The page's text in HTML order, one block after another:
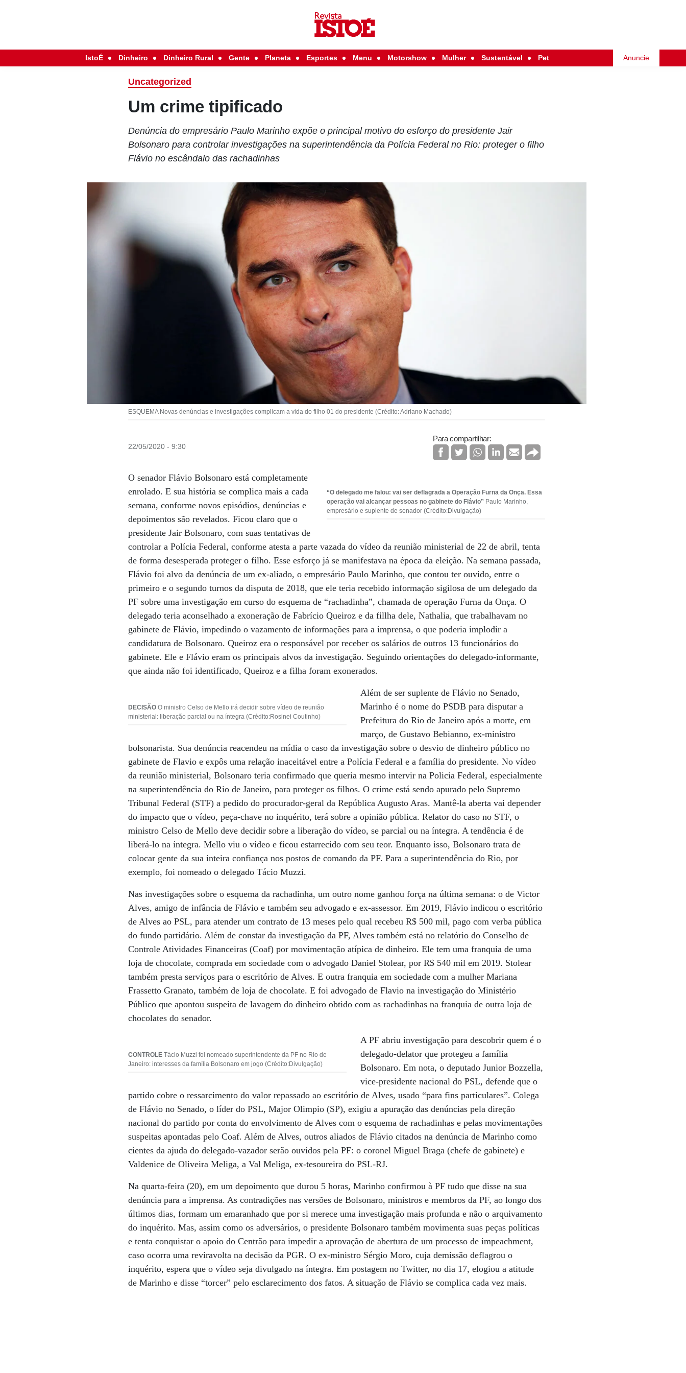
IstoÉ Dinheiro Dinheiro Rural Gente Planeta Esportes Menu Motorshow Mulher Sustentável Pet Anuncie
Uncategorized
Um crime tipificado
Denúncia do empresário Paulo Marinho expõe o principal motivo do esforço do presidente Jair
Bolsonaro para controlar investigações na superintendência da Polícia Federal no Rio: proteger o filho
Flávio no escândalo das rachadinhas
ESQUEMA Novas denúncias e investigações complicam a vida do filho 01 do presidente (Crédito: Adriano Machado)
22/05/2020 - 9:30
Para compartilhar:
“O delegado me falou: vai ser deflagrada a Operação Furna da Onça. Essa
operação vai alcançar pessoas no gabinete do Flávio” Paulo Marinho,
empresário e suplente de senador (Crédito:Divulgação)
O senador Flávio Bolsonaro está completamente
enrolado. E sua história se complica mais a cada
semana, conforme novos episódios, denúncias e
depoimentos são revelados. Ficou claro que o
presidente Jair Bolsonaro, com suas tentativas de
controlar a Polícia Federal, conforme atesta a parte vazada do vídeo da reunião ministerial de 22 de abril, tenta
de forma desesperada proteger o filho. Esse esforço já se manifestava na época da eleição. Na semana passada,
Flávio foi alvo da denúncia de um ex-aliado, o empresário Paulo Marinho, que contou ter ouvido, entre o
primeiro e o segundo turnos da disputa de 2018, que ele teria recebido informação sigilosa de um delegado da
PF sobre uma investigação em curso do esquema de “rachadinha”, chamada de operação Furna da Onça. O
delegado teria aconselhado a exoneração de Fabrício Queiroz e da fillha dele, Nathalia, que trabalhavam no
gabinete de Flávio, impedindo o vazamento de informações para a imprensa, o que poderia implodir a
candidatura de Bolsonaro. Queiroz era o responsável por receber os salários de outros 13 funcionários do
gabinete. Ele e Flávio eram os principais alvos da investigação. Seguindo orientações do delegado-informante,
que ainda não foi identificado, Queiroz e a filha foram exonerados.
DECISÃO O ministro Celso de Mello irá decidir sobre vídeo de reunião
ministerial: liberação parcial ou na íntegra (Crédito:Rosinei Coutinho)
Além de ser suplente de Flávio no Senado,
Marinho é o nome do PSDB para disputar a
Prefeitura do Rio de Janeiro após a morte, em
março, de Gustavo Bebianno, ex-ministro
bolsonarista. Sua denúncia reacendeu na mídia o caso da investigação sobre o desvio de dinheiro público no
gabinete de Flavio e expôs uma relação inaceitável entre a Polícia Federal e a família do presidente. No vídeo
da reunião ministerial, Bolsonaro teria confirmado que queria mesmo intervir na Policia Federal, especialmente
na superintendência do Rio de Janeiro, para proteger os filhos. O crime está sendo apurado pelo Supremo
Tribunal Federal (STF) a pedido do procurador-geral da República Augusto Aras. Mantê-la aberta vai depender
do impacto que o vídeo, peça-chave no inquérito, terá sobre a opinião pública. Relator do caso no STF, o
ministro Celso de Mello deve decidir sobre a liberação do vídeo, se parcial ou na íntegra. A tendência é de
liberá-lo na íntegra. Mello viu o vídeo e ficou estarrecido com seu teor. Enquanto isso, Bolsonaro trata de
colocar gente da sua inteira confiança nos postos de comando da PF. Para a superintendência do Rio, por
exemplo, foi nomeado o delegado Tácio Muzzi.
Nas investigações sobre o esquema da rachadinha, um outro nome ganhou força na última semana: o de Victor
Alves, amigo de infância de Flávio e também seu advogado e ex-assessor. Em 2019, Flávio indicou o escritório
de Alves ao PSL, para atender um contrato de 13 meses pelo qual recebeu R$ 500 mil, pago com verba pública
do fundo partidário. Além de constar da investigação da PF, Alves também está no relatório do Conselho de
Controle Atividades Financeiras (Coaf) por movimentação atípica de dinheiro. Ele tem uma franquia de uma
loja de chocolate, comprada em sociedade com o advogado Daniel Stolear, por R$ 540 mil em 2019. Stolear
também presta serviços para o escritório de Alves. E outra franquia em sociedade com a mulher Mariana
Frassetto Granato, também de loja de chocolate. E foi advogado de Flavio na investigação do Ministério
Público que apontou suspeita de lavagem do dinheiro obtido com as rachadinhas na franquia de outra loja de
chocolates do senador.
CONTROLE Tácio Muzzi foi nomeado superintendente da PF no Rio de
Janeiro: interesses da família Bolsonaro em jogo (Crédito:Divulgação)
A PF abriu investigação para descobrir quem é o
delegado-delator que protegeu a família
Bolsonaro. Em nota, o deputado Junior Bozzella,
vice-presidente nacional do PSL, defende que o
partido cobre o ressarcimento do valor repassado ao escritório de Alves, usado “para fins particulares”. Colega
de Flávio no Senado, o líder do PSL, Major Olimpio (SP), exigiu a apuração das denúncias pela direção
nacional do partido por conta do envolvimento de Alves com o esquema de rachadinhas e pelas movimentações
suspeitas apontadas pelo Coaf. Além de Alves, outros aliados de Flávio citados na denúncia de Marinho como
cientes da ajuda do delegado-vazador serão ouvidos pela PF: o coronel Miguel Braga (chefe de gabinete) e
Valdenice de Oliveira Meliga, a Val Meliga, ex-tesoureira do PSL-RJ.
Na quarta-feira (20), em um depoimento que durou 5 horas, Marinho confirmou à PF tudo que disse na sua
denúncia para a imprensa. As contradições nas versões de Bolsonaro, ministros e membros da PF, ao longo dos
últimos dias, formam um emaranhado que por si merece uma investigação mais profunda e não o arquivamento
do inquérito. Mas, assim como os adversários, o presidente Bolsonaro também movimenta suas peças políticas
e tenta conquistar o apoio do Centrão para impedir a aprovação de abertura de um processo de impeachment,
caso ocorra uma reviravolta na decisão da PGR. O ex-ministro Sérgio Moro, cuja demissão deflagrou o
inquérito, espera que o vídeo seja divulgado na íntegra. Em postagem no Twitter, no dia 17, elogiou a atitude
de Marinho e disse “torcer” pelo esclarecimento dos fatos. A situação de Flávio se complica cada vez mais.